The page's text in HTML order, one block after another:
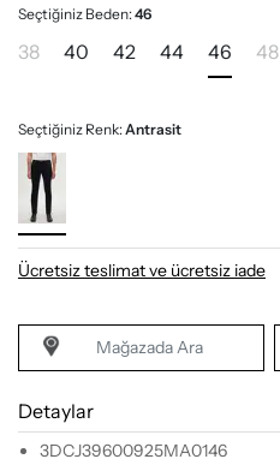
Seçtiğiniz Beden:46
38 40 42 44 46 48
Seçtiğiniz Renk:Antrasit
Ücretsiz teslimat ve ücretsiz iade
Mağazada Ara
Detaylar
3DCJ39600925MA0146